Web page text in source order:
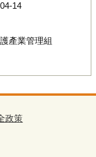
14
產業管理組
政策